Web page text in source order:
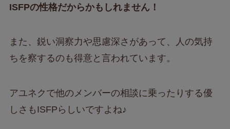
ISFPの性格だからかもしれません！
また、鋭い洞察力や思慮深さがあって、人の気持
ちを察するのも得意と言われています。
アユネクで他のメンバーの相談に乗ったりする優
しさもISFPらしいですよね♪